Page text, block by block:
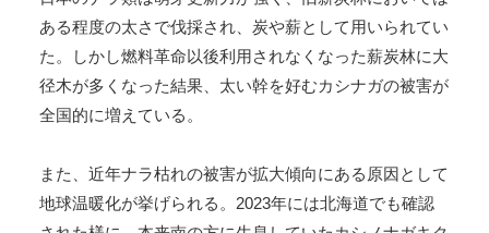
ある程度の太さで伐採され、炭や薪として用いられてい
た。しかし燃料革命以後利用されなくなった薪炭林に大
径木が多くなった結果、太い幹を好むカシナガの被害が
全国的に増えている。
また、近年ナラ枯れの被害が拡大傾向にある原因として
地球温暖化が挙げられる。2023年には北海道でも確認